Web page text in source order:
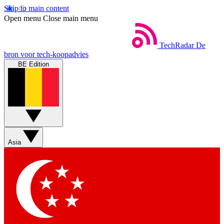
Skip to main content
Open menu Close main menu
TechRadar De
bron voor tech-koopadvies
BE Edition
Asia